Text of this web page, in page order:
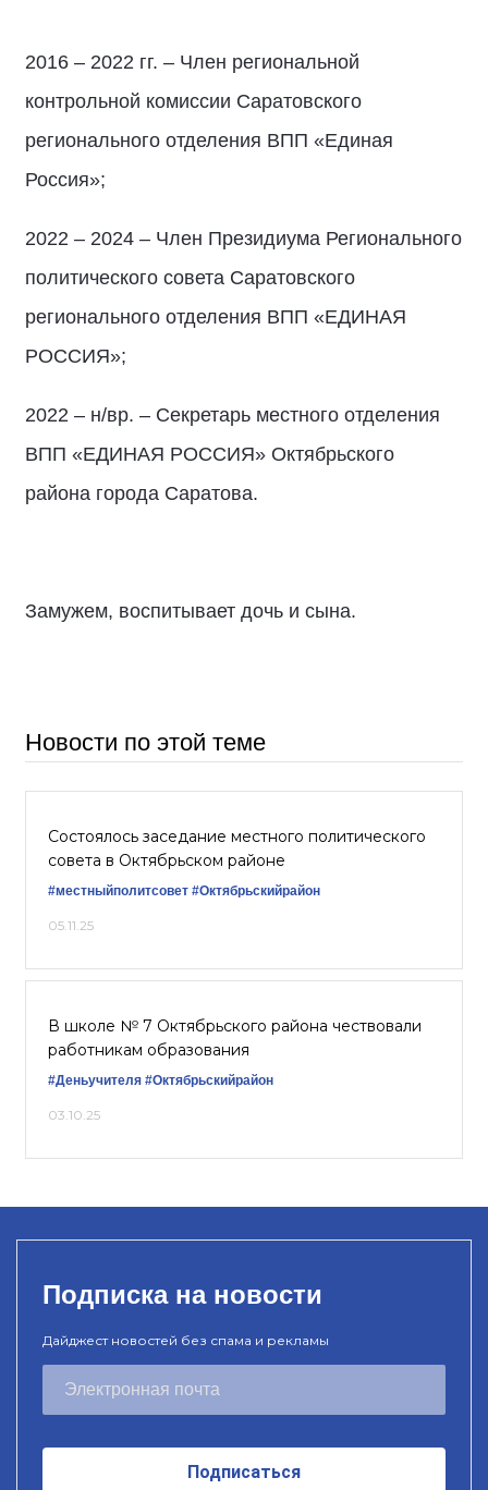
2016 – 2022 гг. – Член региональной
контрольной комиссии Саратовского
регионального отделения ВПП «Единая
Россия»;
2022 – 2024 – Член Президиума Регионального
политического совета Саратовского
регионального отделения ВПП «ЕДИНАЯ
РОССИЯ»;
2022 – н/вр. – Секретарь местного отделения
ВПП «ЕДИНАЯ РОССИЯ» Октябрьского
района города Саратова.
Замужем, воспитывает дочь и сына.
Новости по этой теме
Состоялось заседание местного политического
совета в Октябрьском районе
#местныйполитсовет #Октябрьскийрайон
05.11.25
В школе № 7 Октябрьского района чествовали
работникам образования
#Деньучителя #Октябрьскийрайон
03.10.25
Подписка на новости
Дайджест новостей без спама и рекламы
Подписаться